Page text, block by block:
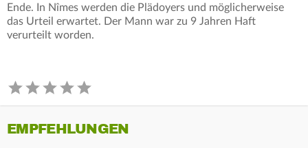
Ende. In Nîmes werden die Plädoyers und möglicherweise
das Urteil erwartet. Der Mann war zu 9 Jahren Haft
verurteilt worden.
EMPFEHLUNGEN